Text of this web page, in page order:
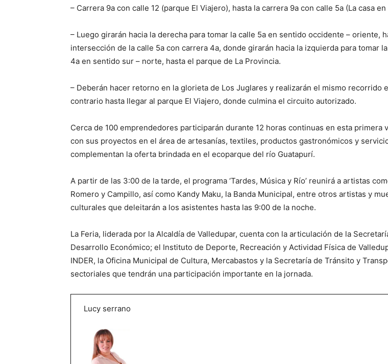
– Carrera 9a con calle 12 (parque El Viajero), hasta la carrera 9a con calle 5a (La casa
– ⁠Luego girarán hacia la derecha para tomar la calle 5a en sentido occidente – oriente,
intersección de la calle 5a con carrera 4a, donde girarán hacia la izquierda para tomar
4a en sentido sur – norte, hasta el parque de La Provincia.
– ⁠Deberán hacer retorno en la glorieta de Los Juglares y realizarán el mismo recorrido
contrario hasta llegar al parque El Viajero, donde culmina el circuito autorizado.
Cerca de 100 emprendedores participarán durante 12 horas continuas en esta primera
con sus proyectos en el área de artesanías, textiles, productos gastronómicos y
complementan la oferta brindada en el ecoparque del río Guatapurí.
A partir de las 3:00 de la tarde, el programa ‘Tardes, Música y Río’ reunirá a artistas
Romero y Campillo, así como Kandy Maku, la Banda Municipal, entre otros artistas y
culturales que deleitarán a los asistentes hasta las 9:00 de la noche.
La Feria, liderada por la Alcaldía de Valledupar, cuenta con la articulación de la
Desarrollo Económico; el Instituto de Deporte, Recreación y Actividad Física de
INDER, la Oficina Municipal de Cultura, Mercabastos y la Secretaría de Tránsito y
sectoriales que tendrán una participación importante en la jornada.
Lucy serrano